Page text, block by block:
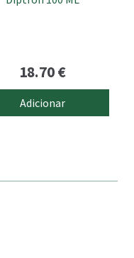
18.70€
Adicionar